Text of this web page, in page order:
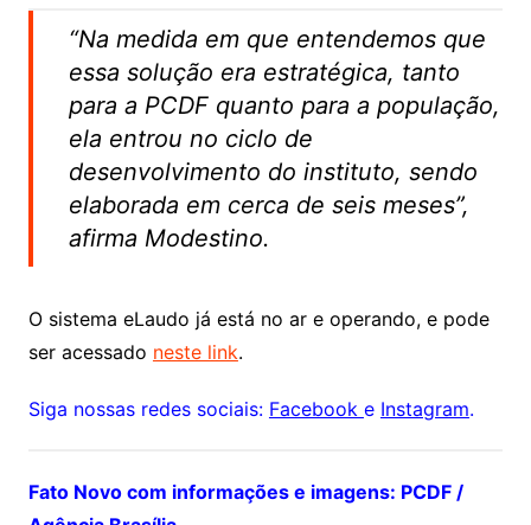
“Na medida em que entendemos que
essa solução era estratégica, tanto
para a PCDF quanto para a população,
ela entrou no ciclo de
desenvolvimento do instituto, sendo
elaborada em cerca de seis meses”,
afirma Modestino.
O sistema eLaudo já está no ar e operando, e pode
ser acessado neste link.
Siga nossas redes sociais: Facebook e Instagram.
Fato Novo com informações e imagens: PCDF /